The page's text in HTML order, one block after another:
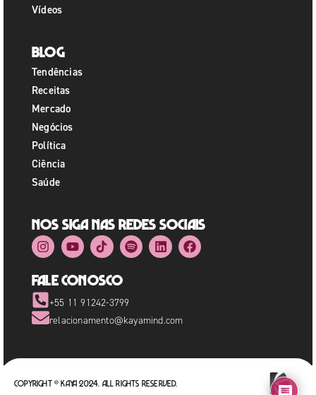
Vídeos
Blog
Tendências
Receitas
Mercado
Negócios
Política
Ciência
Saúde
Nos siga nas redes sociais
Fale Conosco
+55 11 91242-3799
relacionamento@kayamind.com
Copyright © Kaya 2024. All rights reserved.